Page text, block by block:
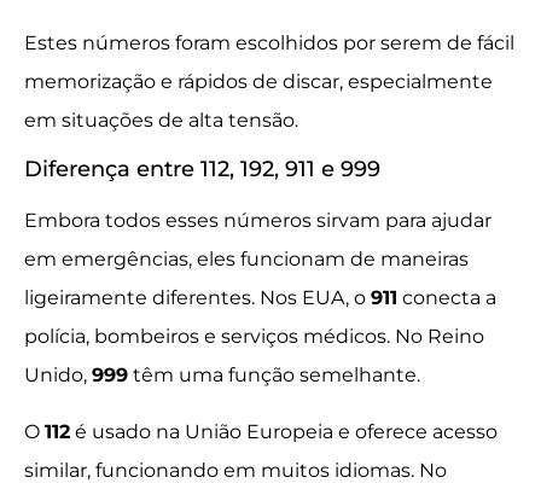
Estes números foram escolhidos por serem de fácil
memorização e rápidos de discar, especialmente
em situações de alta tensão.
Diferença entre 112, 192, 911 e 999
Embora todos esses números sirvam para ajudar
em emergências, eles funcionam de maneiras
ligeiramente diferentes. Nos EUA, o 911 conecta a
polícia, bombeiros e serviços médicos. No Reino
Unido, 999 têm uma função semelhante.
O 112 é usado na União Europeia e oferece acesso
similar, funcionando em muitos idiomas. No